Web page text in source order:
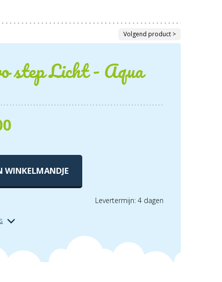
Volgend product >
step Licht - Aqua
WINKELMANDJE
Levertermijn: 4 dagen